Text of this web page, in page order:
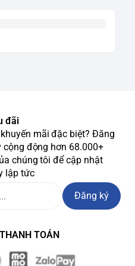
đãi
mãi đặc biệt? Đăng
cộng động hơn 68.000+
chúng tôi để cập nhật
lập tức
Đăng ký
TOÁN